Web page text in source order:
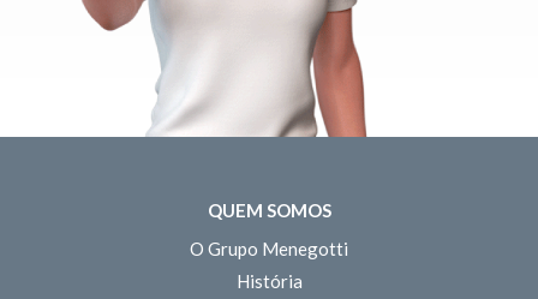
QUEM SOMOS
O Grupo Menegotti
História